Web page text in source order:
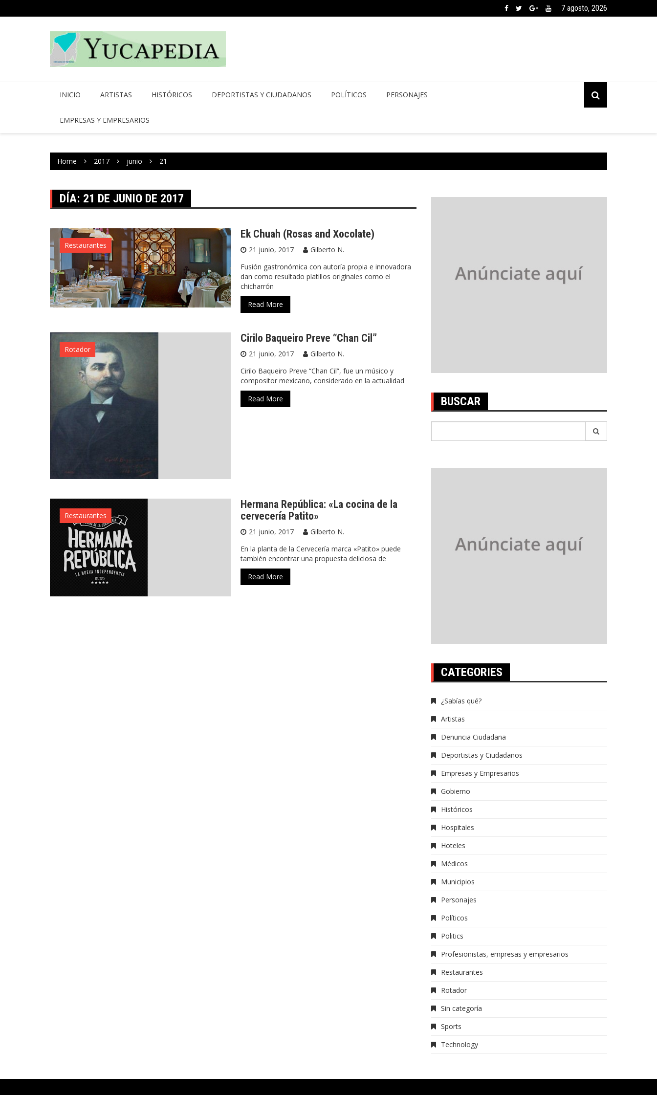
7 agosto, 2026
INICIO ARTISTAS HISTÓRICOS DEPORTISTAS Y CIUDADANOS POLÍTICOS PERSONAJES
EMPRESAS Y EMPRESARIOS
Home 2017 junio 21
DÍA: 21 DE JUNIO DE 2017
Restaurantes
Ek Chuah (Rosas and Xocolate)
21 junio, 2017
Gilberto N.
Fusión gastronómica con autoría propia e innovadora
dan como resultado platillos originales como el
chicharrón
Read More
Rotador
Cirilo Baqueiro Preve “Chan Cil”
21 junio, 2017
Gilberto N.
Cirilo Baqueiro Preve “Chan Cil”, fue un músico y
compositor mexicano, considerado en la actualidad
Read More
Restaurantes
Hermana República: «La cocina de la
cervecería Patito»
21 junio, 2017
Gilberto N.
En la planta de la Cervecería marca «Patito» puede
también encontrar una propuesta deliciosa de
Read More
BUSCAR
CATEGORIES
¿Sabías qué?
Artistas
Denuncia Ciudadana
Deportistas y Ciudadanos
Empresas y Empresarios
Gobierno
Históricos
Hospitales
Hoteles
Médicos
Municipios
Personajes
Políticos
Politics
Profesionistas, empresas y empresarios
Restaurantes
Rotador
Sin categoría
Sports
Technology